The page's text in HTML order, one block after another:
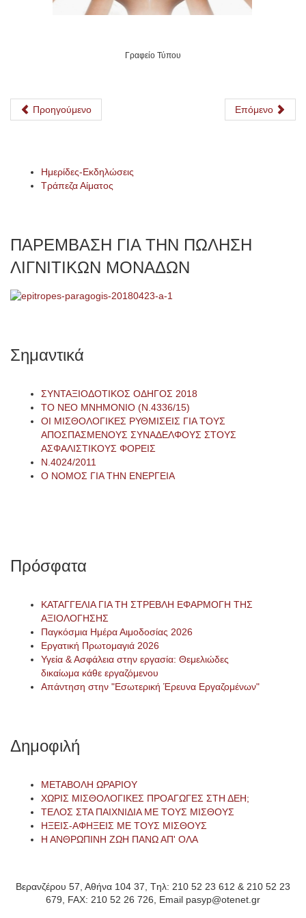
Γραφείο Τύπου
Προηγούμενο Επόμενο
Ημερίδες-Εκδηλώσεις
Τράπεζα Αίματος
ΠΑΡΕΜΒΑΣΗ ΓΙΑ ΤΗΝ ΠΩΛΗΣΗ
ΛΙΓΝΙΤΙΚΩΝ ΜΟΝΑΔΩΝ
Σημαντικά
ΣΥΝΤΑΞΙΟΔΟΤΙΚΟΣ ΟΔΗΓΟΣ 2018
ΤΟ ΝΕΟ ΜΝΗΜΟΝΙΟ (Ν.4336/15)
ΟΙ ΜΙΣΘΟΛΟΓΙΚΕΣ ΡΥΘΜΙΣΕΙΣ ΓΙΑ ΤΟΥΣ
ΑΠΟΣΠΑΣΜΕΝΟΥΣ ΣΥΝΑΔΕΛΦΟΥΣ ΣΤΟΥΣ
ΑΣΦΑΛΙΣΤΙΚΟΥΣ ΦΟΡΕΙΣ
Ν.4024/2011
Ο ΝΟΜΟΣ ΓΙΑ ΤΗΝ ΕΝΕΡΓΕΙΑ
Πρόσφατα
ΚΑΤΑΓΓΕΛΙΑ ΓΙΑ ΤΗ ΣΤΡΕΒΛΗ ΕΦΑΡΜΟΓΗ ΤΗΣ
ΑΞΙΟΛΟΓΗΣΗΣ
Παγκόσμια Ημέρα Αιμοδοσίας 2026
Εργατική Πρωτομαγιά 2026
Υγεία & Ασφάλεια στην εργασία: Θεμελιώδες
δικαίωμα κάθε εργαζόμενου
Απάντηση στην "Εσωτερική Έρευνα Εργαζομένων"
Δημοφιλή
ΜΕΤΑΒΟΛΗ ΩΡΑΡΙΟΥ
ΧΩΡΙΣ ΜΙΣΘΟΛΟΓΙΚΕΣ ΠΡΟΑΓΩΓΕΣ ΣΤΗ ΔΕΗ;
ΤΕΛΟΣ ΣΤΑ ΠΑΙΧΝΙΔΙΑ ΜΕ ΤΟΥΣ ΜΙΣΘΟΥΣ
ΗΞΕΙΣ-ΑΦΗΞΕΙΣ ΜΕ ΤΟΥΣ ΜΙΣΘΟΥΣ
Η ΑΝΘΡΩΠΙΝΗ ΖΩΗ ΠΑΝΩ ΑΠ' ΟΛΑ
Βερανζέρου 57, Αθήνα 104 37, Tηλ: 210 52 23 612 & 210 52 23
679, FAX: 210 52 26 726, Email pasyp@otenet.gr